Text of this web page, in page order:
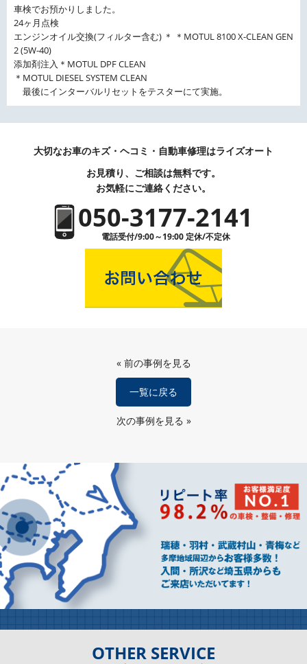
車検でお預かりしました。
24ヶ月点検
エンジンオイル交換(フィルター含む) ＊ ＊MOTUL 8100 X-CLEAN GEN
2 (5W-40)
添加剤注入＊MOTUL DPF CLEAN
＊MOTUL DIESEL SYSTEM CLEAN
最後にインターバルリセットをテスターにて実施。
大切なお車のキズ・ヘコミ・自動車修理はライズオート
お見積り、ご相談は無料です。
お気軽にご連絡ください。
050-3177-2141
電話受付/9:00～19:00 定休/不定休
« 前の事例を見る
一覧に戻る
次の事例を見る »
OTHER SERVICE